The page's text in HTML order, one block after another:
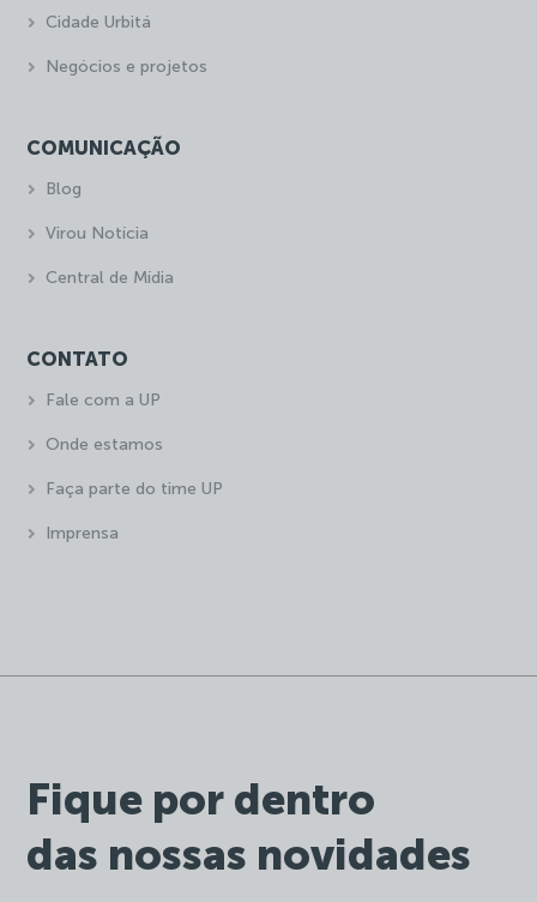
Fique por dentro
das nossas novidades
Cidade Urbitá
Negócios e projetos
COMUNICAÇÃO
Blog
Virou Notícia
Central de Mídia
CONTATO
Fale com a UP
Onde estamos
Faça parte do time UP
Imprensa